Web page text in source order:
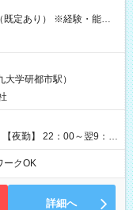
定あり） ※経験・能力を
なる部分があります。 雇
時給 1,490円以上
学研都市駅）
夜勤】 22：00～翌9：
※上記の時間
勤務となります）
ークOK
詳細へ